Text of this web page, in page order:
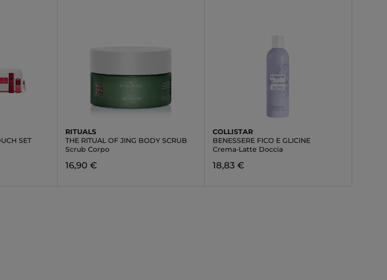
SET
RITUALS
THE RITUAL OF JING BODY SCRUB
Scrub Corpo
16,90 €
COLLISTAR
BENESSERE FICO E GLICINE
Crema-Latte Doccia
18,83 €